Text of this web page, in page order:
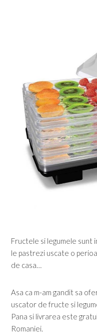
Fructele si legumele sunt
le pastrezi uscate o
de casa…
Asa ca m-am gandit sa
uscator de fructe si
Pana si livrarea este
Romaniei.